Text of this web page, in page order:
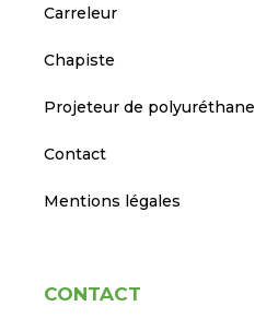
Carreleur
Chapiste
Projeteur de polyuréthane
Contact
Mentions légales
CONTACT